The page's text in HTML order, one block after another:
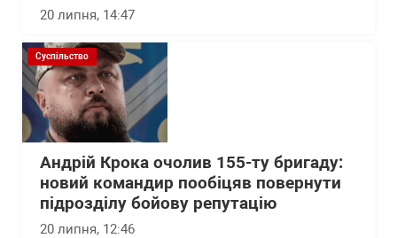
20 липня, 14:47
Суспільство
Андрій Крока очолив 155-ту бригаду:
новий командир пообіцяв повернути
підрозділу бойову репутацію
20 липня, 12:46